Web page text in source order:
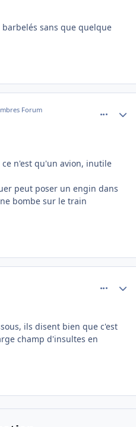
sans que quelque
Forum
ce n'est qu'un avion, inutile
peut poser un engin dans
bombe sur le train
ils disent bien que c'est
champ d'insultes en